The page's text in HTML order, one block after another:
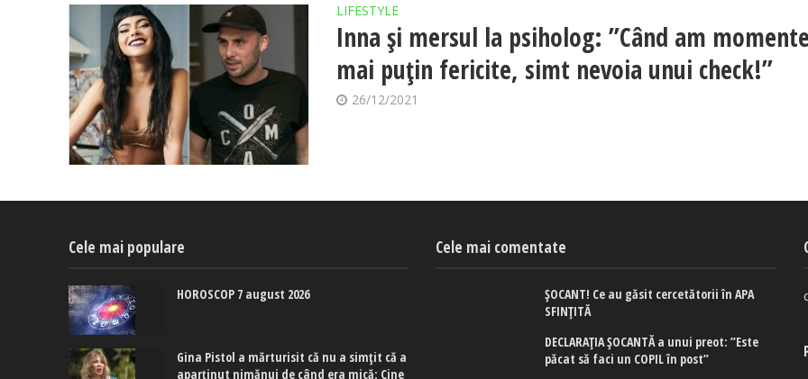
LIFESTYLE
Inna și mersul la psiholog: ”Când am momente
mai puțin fericite, simt nevoia unui check!”
26/12/2021
Cele mai populare
HOROSCOP 7 august 2026
Gina Pistol a mărturisit că nu a simțit că a
aparținut nimănui de când era mică: Cine
Cele mai comentate
ȘOCANT! Ce au găsit cercetătorii în APA
SFINȚITĂ
DECLARAȚIA ȘOCANTĂ a unui preot: ”Este
păcat să faci un COPIL în post”